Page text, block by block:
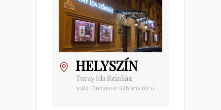
HELYSZÍN
Turay Ida Színház
1089. Budapest Kálvária tér 6.